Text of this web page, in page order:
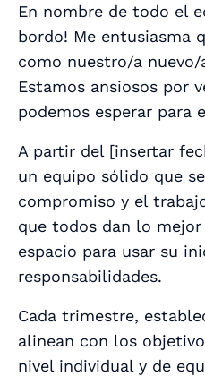
En nombre de todo el
bordo! Me entusiasma
como nuestro/a nuevo/
Estamos ansiosos por
podemos esperar para
A partir del [insertar
un equipo sólido que
compromiso y el
que todos dan lo
espacio para usar su
responsabilidades.
Cada trimestre,
alinean con los
nivel individual y de